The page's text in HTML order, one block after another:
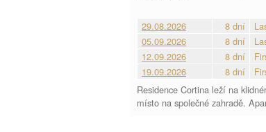
29.08.2026 8 dní
05.09.2026
8 dní
12.09.2026
8 dní
19.09.2026
8 dní
Residence Cortina leží na
místo na společné zahradě.